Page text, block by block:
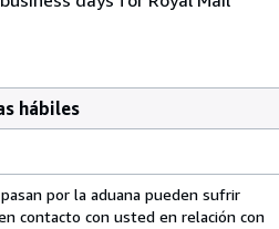
hábiles
por la aduana pueden sufrir
contacto con usted en relación con